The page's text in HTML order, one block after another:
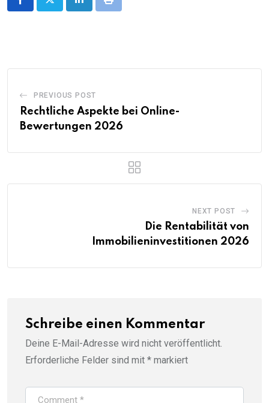
LinkedInPrint
PREVIOUS POST
Rechtliche Aspekte bei Online-
Bewertungen 2026
NEXT POST
Die Rentabilität von
Immobilieninvestitionen 2026
Schreibe einen Kommentar
Deine E-Mail-Adresse wird nicht veröffentlicht.
Erforderliche Felder sind mit * markiert